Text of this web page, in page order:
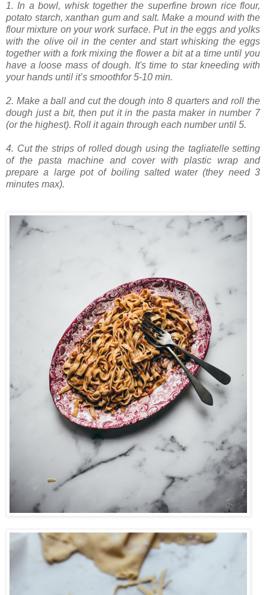
1. In a bowl, whisk together the superfine brown rice flour,
potato starch, xanthan gum and salt. Make a mound with the
flour mixture on your work surface. Put in the eggs and yolks
with the olive oil in the center and start whisking the eggs
together with a fork mixing the flower a bit at a time until you
have a loose mass of dough. It's time to star kneeding with
your hands until it’s smoothfor 5-10 min.
2. Make a ball and cut the dough into 8 quarters and roll the
dough just a bit, then put it in the pasta maker in number 7
(or the highest). Roll it again through each number until 5.
4. Cut the strips of rolled dough using the tagliatelle setting
of the pasta machine and cover with plastic wrap and
prepare a large pot of boiling salted water (they need 3
minutes max).